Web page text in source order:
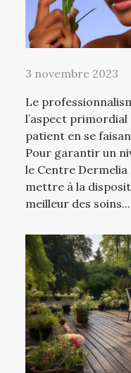
3 novembre 2023
Le
l’aspect
patient en se
Pour garantir un
le Centre Dermelia
mettre à la
meilleur des soins...